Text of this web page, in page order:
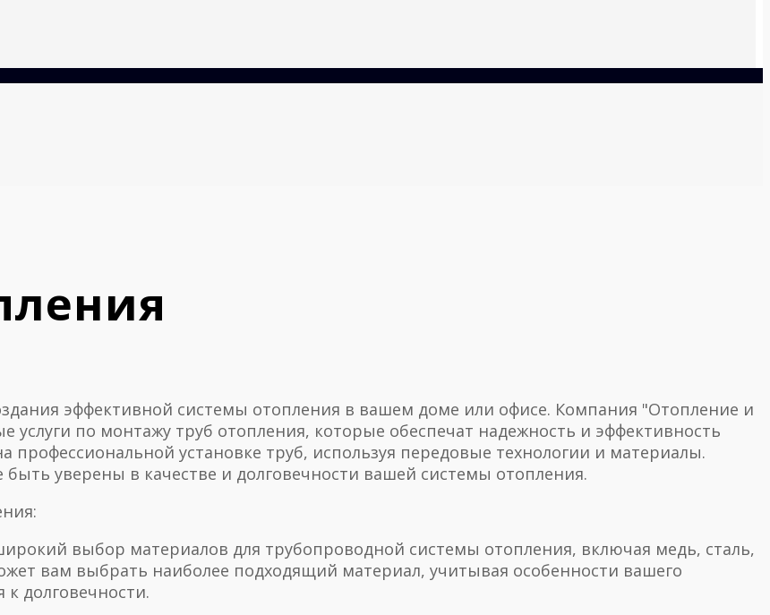
эффективной системы отопления в вашем доме или офисе. Компания "Отопление и
услуги по монтажу труб отопления, которые обеспечат надежность и эффективность
установке труб, используя передовые технологии и материалы.
уверены в качестве и долговечности вашей системы отопления.
выбор материалов для трубопроводной системы отопления, включая медь, сталь,
вам выбрать наиболее подходящий материал, учитывая особенности вашего
долговечности.